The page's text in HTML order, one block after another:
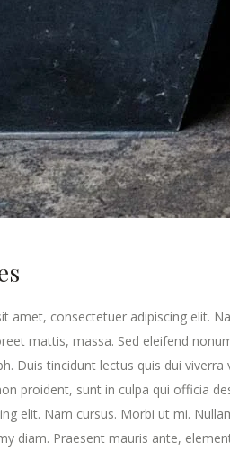
amet, consectetuer adipiscing elit.
mattis, massa. Sed eleifend
Duis tincidunt lectus quis dui
proident, sunt in culpa qui officia
elit. Nam cursus. Morbi ut mi.
diam. Praesent mauris ante,